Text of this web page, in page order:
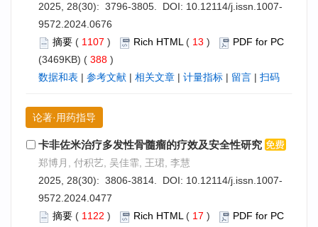
2025, 28(30): 3796-3805. DOI: 10.12114/j.issn.1007-
9572.2024.0676
摘要 ( 1107 ) Rich HTML( 13 )
PDF for PC
(3469KB) ( 388 )
数据和表 | 参考文献 | 相关文章 | 计量指标 | 留言 | 扫码
论著·用药指导
卡非佐米治疗多发性骨髓瘤的疗效及安全性研究
郑博月, 付积艺, 吴佳霏, 王珺, 李慧
2025, 28(30): 3806-3814. DOI: 10.12114/j.issn.1007-
9572.2024.0477
摘要 ( 1122 ) Rich HTML( 17 )
PDF for PC